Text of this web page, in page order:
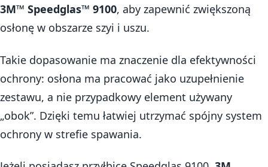
3M™ Speedglas™ 9100, aby zapewnić zwiększoną
osłonę w obszarze szyi i uszu.
Takie dopasowanie ma znaczenie dla efektywności
ochrony: osłona ma pracować jako uzupełnienie
zestawu, a nie przypadkowy element używany
„obok”. Dzięki temu łatwiej utrzymać spójny system
ochrony w strefie spawania.